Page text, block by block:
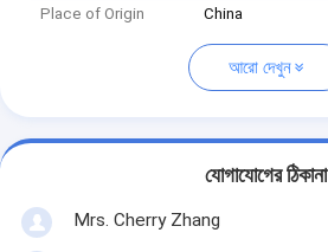
Place of Origin
China
আরো দেখুন
যোগাযোগের ঠিকানা
Mrs. Cherry Zhang